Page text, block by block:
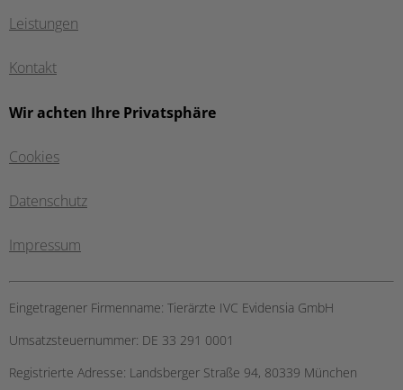
Leistungen
Kontakt
Wir achten Ihre Privatsphäre
Cookies
Datenschutz
Impressum
Eingetragener Firmenname: Tierärzte IVC Evidensia GmbH
Umsatzsteuernummer: DE 33 291 0001
Registrierte Adresse: Landsberger Straße 94, ​80339 München